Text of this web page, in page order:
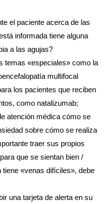
el paciente acerca de las
informada tiene alguna
a las agujas?
temas «especiales» como la
multifocal
los pacientes que reciben
como natalizumab;
atención médica cómo se
sobre cómo se realiza
traer sus propios
que se sientan bien /
tiene «venas difíciles», debe
una tarjeta de alerta en su